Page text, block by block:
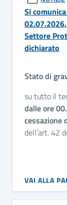
Si
Settore
dichiarato
Stato di
su tutto il
dalle ore
cessazione
dell’art. 42
VAI ALLA